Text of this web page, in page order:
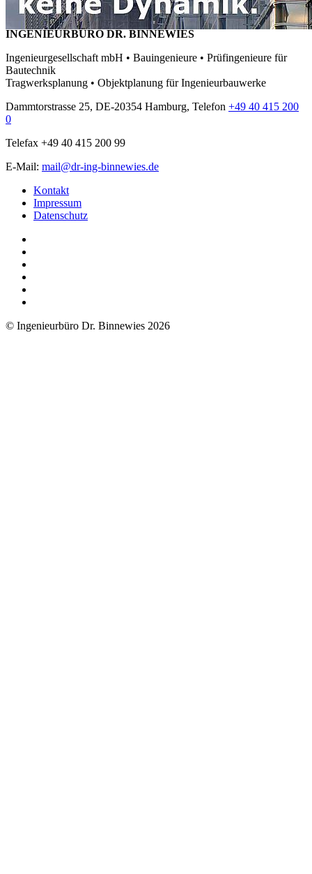
INGENIEURBÜRO DR. BINNEWIES
Ingenieurgesellschaft mbH • Bauingenieure • Prüfingenieure für
Bautechnik
Tragwerksplanung • Objektplanung für Ingenieurbauwerke
Dammtorstrasse 25, DE-20354 Hamburg, Telefon +49 40 415 200
0
Telefax +49 40 415 200 99
E-Mail: mail@dr-ing-binnewies.de
Kontakt
Impressum
Datenschutz
© Ingenieurbüro Dr. Binnewies 2026